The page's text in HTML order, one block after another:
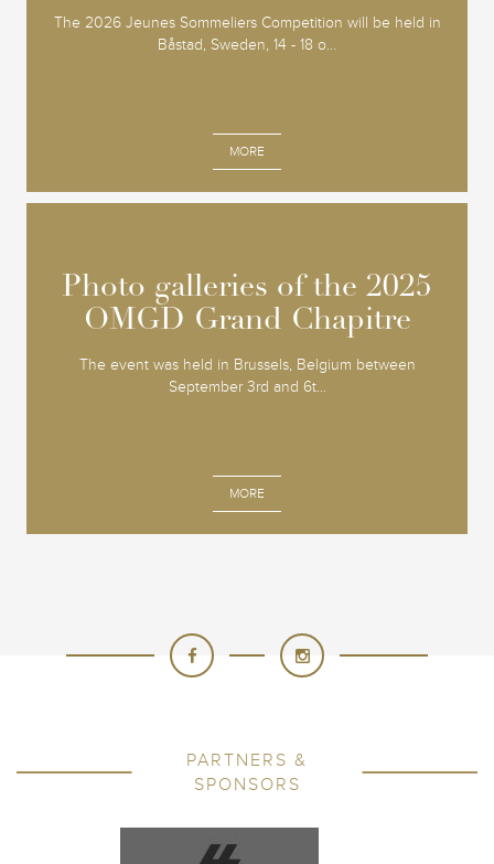
The 2026 Jeunes Sommeliers Competition will be held in
Båstad, Sweden, 14 - 18 o...
MORE
Photo galleries of the 2025
OMGD Grand Chapitre
The event was held in Brussels, Belgium between
September 3rd and 6t...
MORE
Photo galleries of the 2025
OMGD Grand Chapitre
PARTNERS &
SPONSORS